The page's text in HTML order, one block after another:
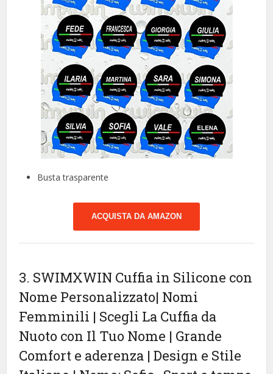
Busta trasparente
ACQUISTA DA AMAZON
3. SWIMXWIN Cuffia in Silicone con
Nome Personalizzato| Nomi
Femminili | Scegli La Cuffia da
Nuoto con Il Tuo Nome | Grande
Comfort e aderenza | Design e Stile